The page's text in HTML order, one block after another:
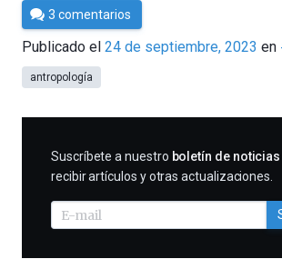
Por
Cultura
Cientifica
3 comentarios
Publicado el 24 de septiembre, 2023 en
antropología
SUSCRIBIRME
Suscríbete a nuestro boletín de
recibir artículos y otras actualizaciones.